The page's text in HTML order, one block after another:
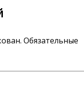
Обязательные